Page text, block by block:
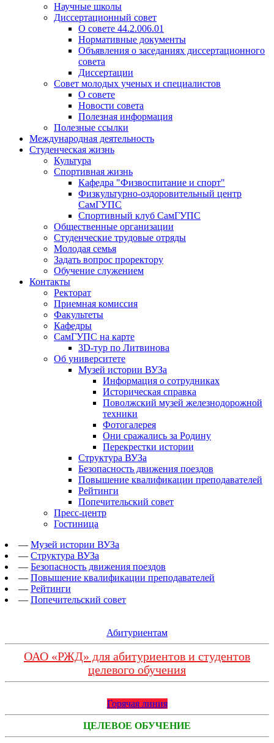
Научные школы
Диссертационный совет
О совете 44.2.006.01
Нормативные документы
Объявления о заседаниях диссертационного
совета
Диссертации
Совет молодых ученых и специалистов
О совете
Новости совета
Полезная информация
Полезные ссылки
Международная деятельность
Студенческая жизнь
Культура
Спортивная жизнь
Кафедра "Физвоспитание и спорт"
Физкультурно-оздоровительный центр
СамГУПС
Спортивный клуб СамГУПС
Общественные организации
Студенческие трудовые отряды
Молодая семья
Задать вопрос проректору
Обучение служением
Контакты
Ректорат
Приемная комиссия
Факультеты
Кафедры
СамГУПС на карте
3D-тур по Литвинова
Об университете
Музей истории ВУЗа
Информация о сотрудниках
Историческая справка
Поволжский музей железнодорожной
техники
Фотогалерея
Они сражались за Родину
Перекрестки истории
Структура ВУЗа
Безопасность движения поездов
Повышение квалификации преподавателей
Рейтинги
Попечительский совет
Пресс-центр
Гостиница
— Музей истории ВУЗа
— Структура ВУЗа
— Безопасность движения поездов
— Повышение квалификации преподавателей
— Рейтинги
— Попечительский совет
Абитуриентам
ОАО «РЖД» для абитуриентов и студентов
целевого обучения
Горячая линия
ЦЕЛЕВОЕ ОБУЧЕНИЕ